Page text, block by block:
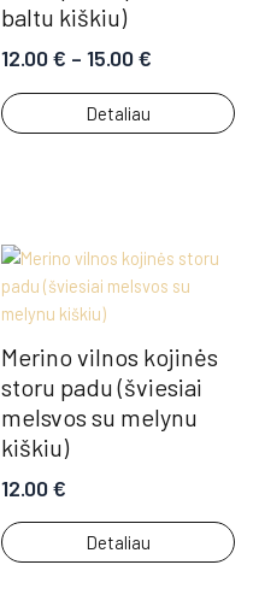
baltu kiškiu)
12.00€ – 15.00€
Detaliau
Merino vilnos kojinės
storu padu (šviesiai
melsvos su melynu
kiškiu)
12.00€
Detaliau